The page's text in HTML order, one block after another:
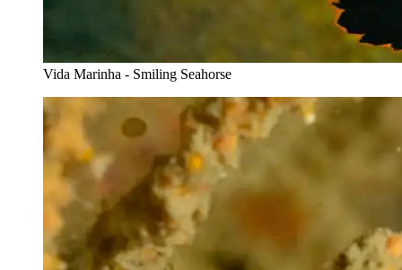
Vida Marinha - Smiling Seahorse